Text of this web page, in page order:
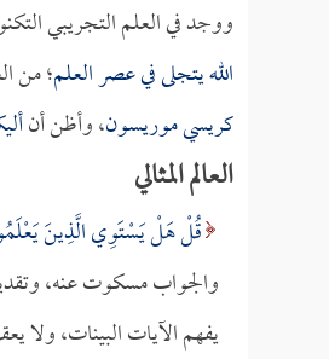
ووجد في العلم التجريبي
الله يتجلى في عصر العلم؛ من
كريسي موريسون، وأظن أن
العالم المثالي
قُلْ هَلْ يَسْتَوِي الَّذِينَ
والجواب مسكوت عنه،
يفهم الآيات البينات، ولا